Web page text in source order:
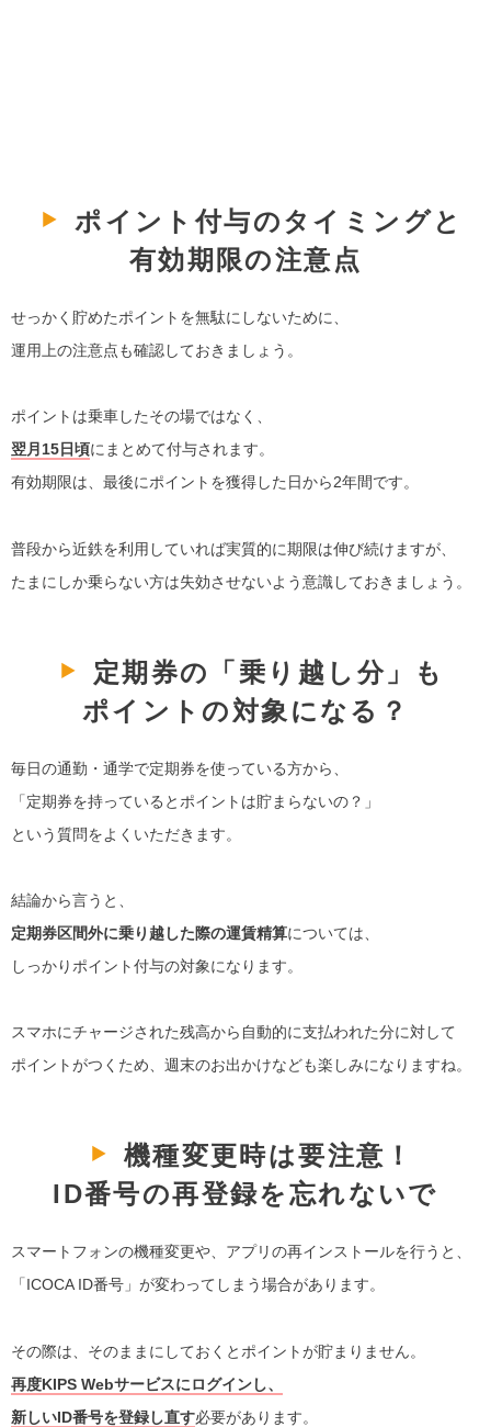
ポイント付与のタイミングと
有効期限の注意点
せっかく貯めたポイントを無駄にしないために、
運用上の注意点も確認しておきましょう。
ポイントは乗車したその場ではなく、
翌月15日頃にまとめて付与されます。
有効期限は、最後にポイントを獲得した日から2年間です。
普段から近鉄を利用していれば実質的に期限は伸び続けますが、
たまにしか乗らない方は失効させないよう意識しておきましょう。
定期券の「乗り越し分」も
ポイントの対象になる？
毎日の通勤・通学で定期券を使っている方から、
「定期券を持っているとポイントは貯まらないの？」
という質問をよくいただきます。
結論から言うと、
定期券区間外に乗り越した際の運賃精算については、
しっかりポイント付与の対象になります。
スマホにチャージされた残高から自動的に支払われた分に対して
ポイントがつくため、週末のお出かけなども楽しみになりますね。
機種変更時は要注意！
ID番号の再登録を忘れないで
スマートフォンの機種変更や、アプリの再インストールを行うと、
「ICOCA ID番号」が変わってしまう場合があります。
その際は、そのままにしておくとポイントが貯まりません。
再度KIPS Webサービスにログインし、
新しいID番号を登録し直す必要があります。